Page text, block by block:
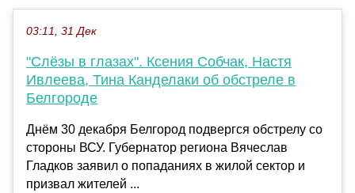
03:11, 31 Дек
"Слёзы в глазах". Ксения Собчак, Настя
Ивлеева, Тина Канделаки об обстреле в
Белгороде
Днём 30 декабря Белгород подвергся обстрелу со
стороны ВСУ. Губернатор региона Вячеслав
Гладков заявил о попаданиях в жилой сектор и
призвал жителей ...